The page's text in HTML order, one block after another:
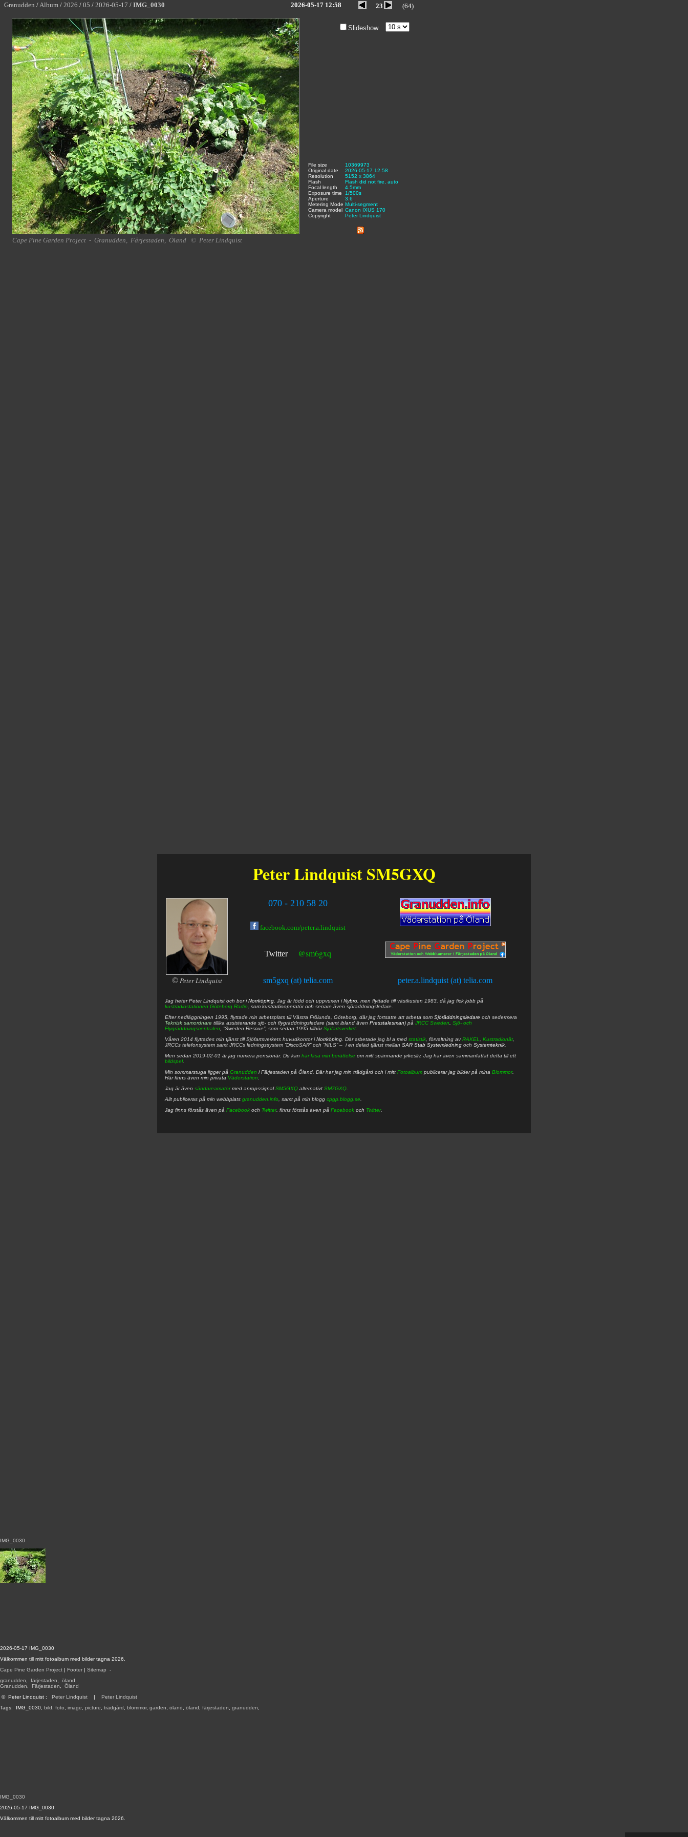
Granudden /Album / 2026 / 05 / 2026-05-17 / IMG_0030 2026-05-17 12:58 23 (64)
Slideshow
2026-05-17 IMG_0030
Välkommen till mitt fotoalbum med bilder tagna 2026.
Cape Pine Garden Project | Footer | Sitemap -
granudden
färjestaden
öland
Granudden
Färjestaden
Öland
© Peter Lindquist : Peter Lindquist | Peter Lindquist
Tags: IMG_0030 bild foto image picture trädgård blommor, garden öland öland färjestaden granudden
IMG_0030
File size 10369973
Original date
2026-05-17 12:58
Resolution
5152 x 3864
Flash
Flash did not fire, auto
Focal length
4.5mm
Exposure time
1/500s
Aperture
3.6
Metering Mode Multi-segment
Camera model Canon IXUS 170
Copyright
Peter Lindquist
IMG_0030
2026-05-17 IMG_0030
Välkommen till mitt fotoalbum med bilder tagna 2026.
Cape Pine Garden Project - Granudden, Färjestaden, Öland © Peter Lindquist
Peter Lindquist SM5GXQ
© Peter Lindquist
070 - 210 58 20
facebook.com/peter.a.lindquist
Twitter @sm6gxq
sm5gxq (at) telia.com peter.a.lindquist (at) telia.com
Jag heterPeter Lindquist och bor iNorrköping . Jag är född och uppvuxen iNybro , men flyttade till västkusten 1983, då jag fick jobb på
kustradiostationen Göteborg Radio , som kustradiooperatör och senare även sjöräddningsledare.
Efter nedläggningen 1995, flyttade min arbetsplats till Västra Frölunda, Göteborg, där jag fortsatte att arbeta som Sjöräddningsledare och sedermera
Teknisk samordnare tillika assisterande sjö- och flygräddningsledare (samt ibland även Presstalesman) på JRCC Sweden
Sjö- och
Flygräddningscentralen , ”Sweden Rescue”, som sedan 1995 tillhörSjöfartsverket
Våren 2014 flyttades min tjänst till Sjöfartsverkets huvudkontor iNorrköping . Där arbetade jag bl a med statistik , förvaltning avRAKEL Kustradionät
JRCCs telefonsystem samt JRCCs ledningssystem ”DiscoSAR” och ”NILS” – i en delad tjänst mellan SAR Stab Systemledning och Systemteknik
Men sedan 2019-02-01 är jag numera pensionär. Du kan här läsa min berättelse om mitt spännande yrkesliv. Jag har även sammanfattat detta till ett
bildspel.
Min sommarstuga ligger på Granudden i Färjestaden på Öland. Där har jag min trädgård och i mitt Fotoalbum publicerar jag bilder på mina Blommor.
Här finns även min privata Väderstation
Jag är även sändareamatörmed anropssignalSM5GXQ alternativt SM7GXQ
Allt publiceras på min webbplats granudden.info , samt på min blogg cpgp.blogg.se
Jag finns förstås även på Facebook och Twitter. finns förstås även på Facebook och Twitter.